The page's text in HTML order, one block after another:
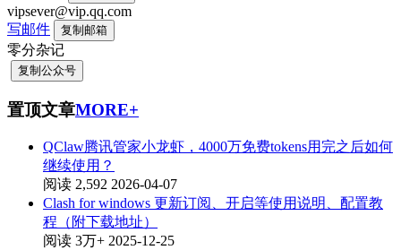
vipsever@vip.qq.com
写邮件
复制邮箱
零分杂记
复制公众号
置顶文章MORE+
QClaw腾讯管家小龙虾，4000万免费tokens用完之后如何
继续使用？
阅读 2,592 2026-04-07
Clash for windows 更新订阅、开启等使用说明、配置教
程（附下载地址）
阅读 3万+ 2025-12-25